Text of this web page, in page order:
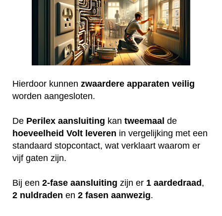
Hierdoor kunnen zwaardere apparaten veilig
worden aangesloten.
De Perilex aansluiting kan tweemaal de
hoeveelheid Volt leveren in vergelijking met een
standaard stopcontact, wat verklaart waarom er
vijf gaten zijn.
Bij een 2-fase aansluiting zijn er 1 aardedraad,
2 nuldraden en 2 fasen aanwezig.